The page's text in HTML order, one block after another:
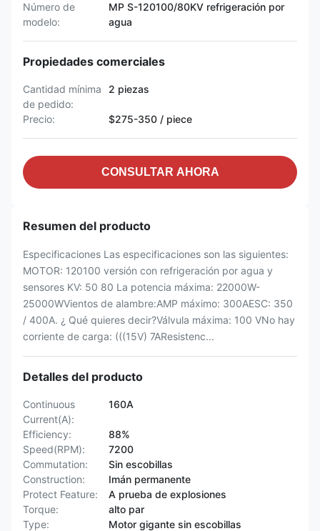
Número de
modelo:
MP S-120100/80KV refrigeración por
agua
Propiedades comerciales
Cantidad mínima
de pedido:
2 piezas
Precio: $275-350 / piece
CONSULTAR AHORA
Resumen del producto
Especificaciones Las especificaciones son las siguientes:
MOTOR: 120100 versión con refrigeración por agua y
sensores KV: 50 80 La potencia máxima: 22000W-
25000WVientos de alambre:AMP máximo: 300AESC: 350
/ 400A. ¿ Qué quieres decir?Válvula máxima: 100 VNo hay
corriente de carga: (((15V) 7AResistenc...
Detalles del producto
Continuous
Current(A):
160A
Efficiency:
88%
Speed(RPM):
7200
Commutation:
Sin escobillas
Construction:
Imán permanente
Protect Feature:
A prueba de explosiones
Torque:
alto par
Type:
Motor gigante sin escobillas